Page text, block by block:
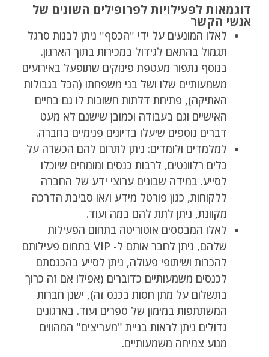
דוגמאות לפעילויות לפרופילים השונים של
אנשי הקשר
לאלו המונעים על ידי "הכסף" ניתן לבנות סרגל
תגמול בהתאם לגידול במכירות בתוך הארגון.
בנוסף נתפור מעטפת פינוקים שתופעל באירועים
משמעותיים שלו ושל בני משפחתו (הכל בגבולות
האתיקה), פתיחת דלתות חשובות לו גם בחיים
האישיים וגם בעבודה וכמובן שישנם לא מעט
דברים נוספים שיעלו בדיונים פנימיים בחברה.
למלמדים ולומדים: ניתן לתרום להם הכשרה על
כלים רלוונטים, לרבות כנסים ומומחים שיוכלו
לסייע. במידה שבונים ערוצי ידע של החברה
ללקוחות, כגון פורטל מידע ו/או סביבת הדרכה
מקוונת, ניתן לתת להם במה ועוד.
לאלו המבססים אוטוריטה בתחום הפעילות
שלהם, ניתן לחבר אותם ל- VIP בתחום פעילותם
להכרות ושיתופי פעולה, ניתן לסייע בהכנסתם
לכנסים משמעותיים כדוברים (אפילו אם זה כרוך
בתשלום על מתן חסות בכנס זה), ישנן חברות
המשתתפות במימון של ספרים ועוד. בארגונים
גדולים ניתן לראות בניית "מעריצים" המהווים
מנוע צמיחה משמעותיים.